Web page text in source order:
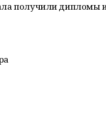
получили дипломы